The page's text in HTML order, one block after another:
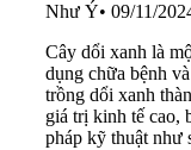
Như Ý• 09/11/
Cây dổi xanh là
dụng chữa bệnh
trồng dổi xanh
giá trị kinh tế cao,
pháp kỹ thuật như